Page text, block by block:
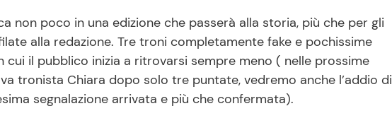
non poco in una edizione che passerà alla storia, più che per gli
alla redazione. Tre troni completamente fake e pochissime
cui il pubblico inizia a ritrovarsi sempre meno ( nelle prossime
tronista Chiara dopo solo tre puntate, vedremo anche l’addio di
segnalazione arrivata e più che confermata).